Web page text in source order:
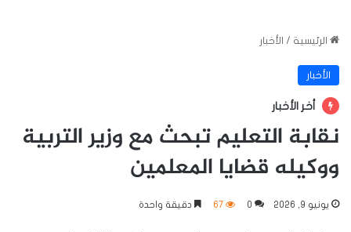
الرئيسية / الأخبار
الأخبار
أخر الأخبار
نقابة التعليم تبحث مع وزير التربية
ووكيله قضايا المعلمين
يونيو 9, 2026 0
67 دقيقة واحدة